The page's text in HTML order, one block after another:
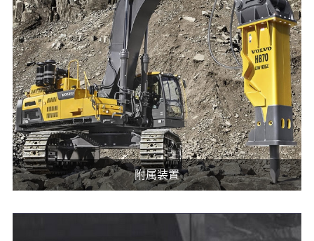
附属装置
包括耐磨铲斗的一系列沃尔沃附属装置是挖掘机的集
成部分，确保获得更大的生产率。